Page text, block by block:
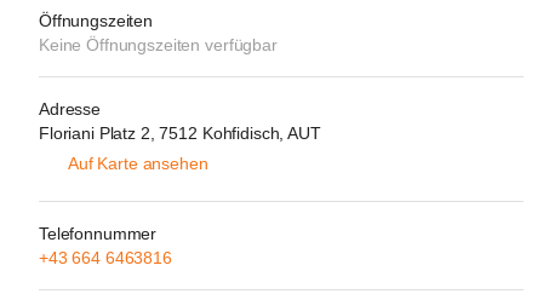
Öffnungszeiten
Keine Öffnungszeiten verfügbar
Adresse
Floriani Platz 2, 7512 Kohfidisch, AUT
Auf Karte ansehen
Telefonnummer
+43 664 6463816